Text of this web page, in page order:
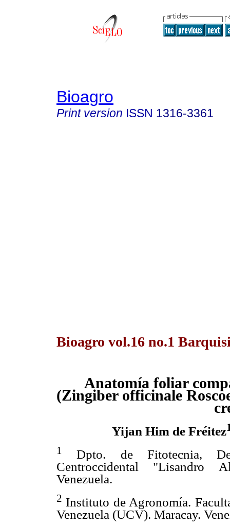
Bioagro
Print version ISSN 1316-3361
Bioagro vol.16 no.1
Anatomía foliar
(Zingiber officinale
Yijan Him de Fréitez
1
Dpto. de Fitotecnia,
Centroccidental "Lisandro
Venezuela.
2 Instituto de Agronomía.
Venezuela (UCV). Maracay.